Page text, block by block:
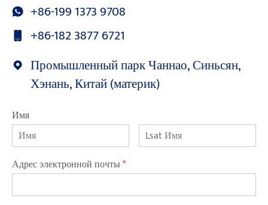
+86-199 1373 9708
+86-182 3877 6721
Промышленный парк Чаннао, Синьсян,
Хэнань, Китай (материк)
Имя
Адрес электронной почты*